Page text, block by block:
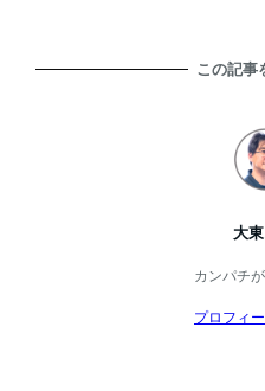
この記事
大
カンパチ
プロフィ